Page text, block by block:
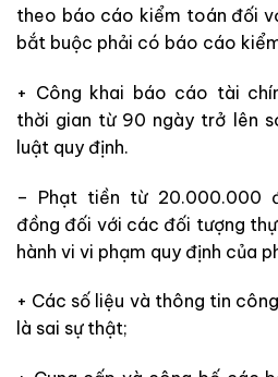
theo báo cáo kiểm toán đối
bắt buộc phải có báo cáo
+ Công khai báo cáo tài
thời gian từ 90 ngày trở lên
luật quy định.
– Phạt tiền từ 20.000.000
đồng đối với các đối tượng
hành vi vi phạm quy định của
+ Các số liệu và thông tin
là sai sự thật;